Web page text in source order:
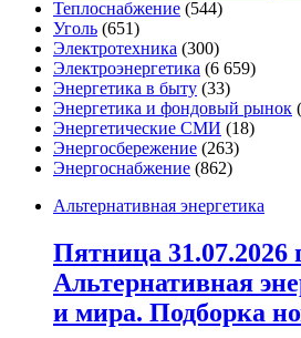
Теплоснабжение (544)
Уголь (651)
Электротехника (300)
Электроэнергетика (6 659)
Энергетика в быту (33)
Энергетика и фондовый рынок
Энергетические СМИ (18)
Энергосбережение (263)
Энергоснабжение (862)
Альтернативная энергетика
Пятница 31.07.2026
Альтернативная
и мира. Подборка